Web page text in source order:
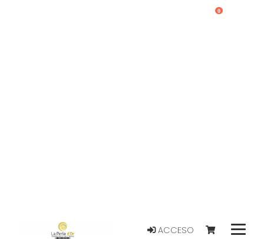
ACCESO
0